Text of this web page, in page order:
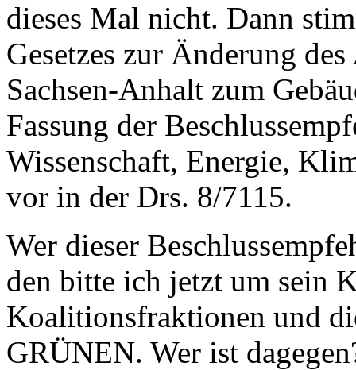
dieses Mal nicht. Dann
Gesetzes zur Änderung
Sachsen-Anhalt zum
Fassung der
Wissenschaft, Energie,
vor in der Drs. 8/7115.
Wer dieser
den bitte ich jetzt um sein
Koalitionsfraktionen und
GRÜNEN. Wer ist